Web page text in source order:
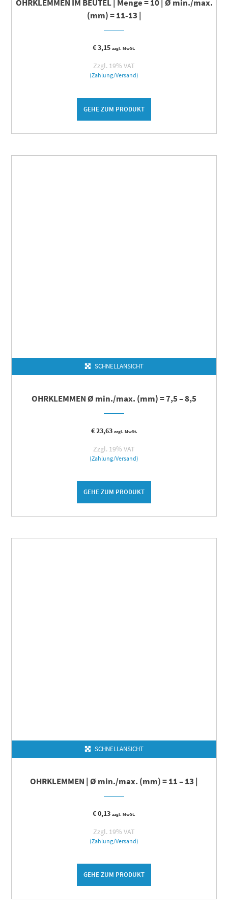
OHRKLEMMEN IM BEUTEL | Menge = 10 | Ø min./max.
(mm) = 11-13 |
€3,15 zzgl. MwSt.
Zzgl. 19% VAT
(Zahlung/Versand)
GEHE ZUM PRODUKT
SCHNELLANSICHT
OHRKLEMMEN Ø min./max. (mm) = 7,5 – 8,5
€23,63 zzgl. MwSt.
Zzgl. 19% VAT
(Zahlung/Versand)
GEHE ZUM PRODUKT
SCHNELLANSICHT
OHRKLEMMEN | Ø min./max. (mm) = 11 – 13 |
€0,13 zzgl. MwSt.
Zzgl. 19% VAT
(Zahlung/Versand)
GEHE ZUM PRODUKT